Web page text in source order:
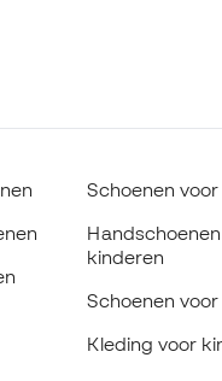
Schoenen
kinderen
Schoenen
Kleding voor